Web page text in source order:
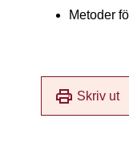
Metoder
print Skriv ut